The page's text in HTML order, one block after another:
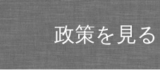
政策を見